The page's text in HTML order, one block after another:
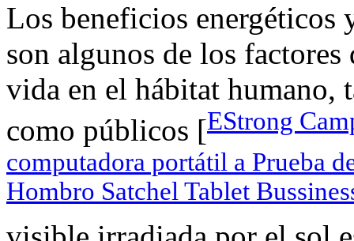
Los beneficios
son algunos de los
vida en el hábitat humano,
como públicos [EStrong
computadora portátil a Prueba
Hombro Satchel Tablet